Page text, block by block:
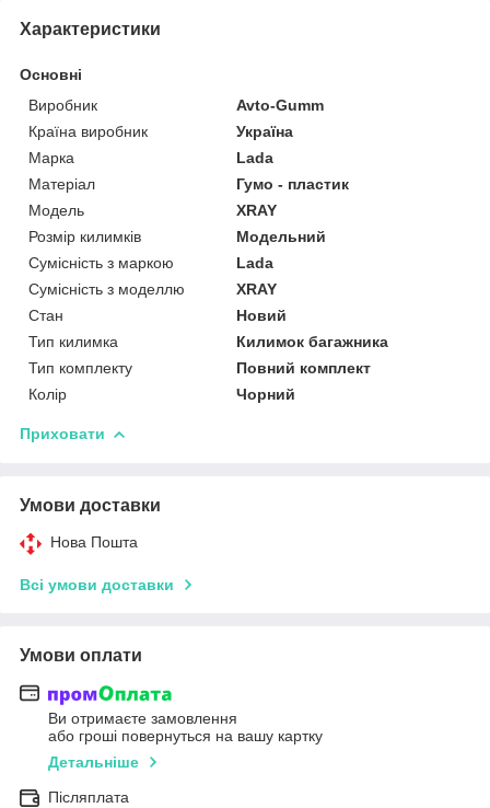
Характеристики
Основні
Виробник
Avto-Gumm
Країна виробник
Україна
Марка
Lada
Матеріал
Гумо - пластик
Модель
XRAY
Розмір килимків
Модельний
Сумісність з маркою
Lada
Сумісність з моделлю
XRAY
Стан
Новий
Тип килимка
Килимок багажника
Тип комплекту
Повний комплект
Колір
Чорний
Приховати
Умови доставки
Нова Пошта
Всі умови доставки
Умови оплати
Ви отримаєте замовлення
або гроші повернуться на вашу картку
Детальніше
Післяплата